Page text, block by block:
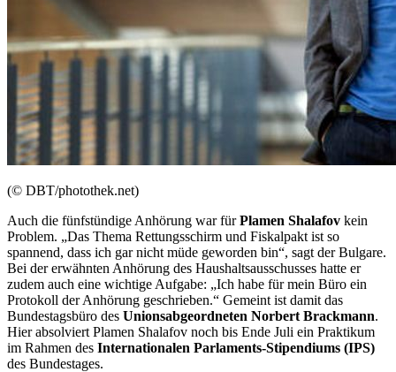
(© DBT/photothek.net)
Auch die fünfstündige Anhörung war fürPlamen Shalafov kein
Problem. „Das Thema Rettungsschirm und Fiskalpakt ist so
spannend, dass ich gar nicht müde geworden bin“, sagt der Bulgare.
Bei der erwähnten Anhörung des Haushaltsausschusses hatte er
zudem auch eine wichtige Aufgabe: „Ich habe für mein Büro ein
Protokoll der Anhörung geschrieben.“ Gemeint ist damit das
Bundestagsbüro des Unionsabgeordneten Norbert Brackmann.
Hier absolviert Plamen Shalafov noch bis Ende Juli ein Praktikum
im Rahmen des Internationalen Parlaments-Stipendiums (IPS)
des Bundestages.